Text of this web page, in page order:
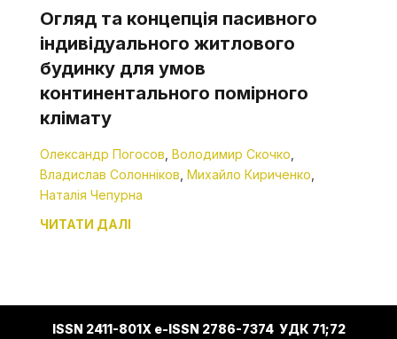
Огляд та концепція пасивного
індивідуального житлового
будинку для умов
континентального помірного
клімату
Олександр Погосов Володимир Скочко
Владислав Солонніков Михайло Кириченко
Наталія Чепурна
ЧИТАТИ ДАЛІ
ISSN 2411-801X e-ISSN 2786-7374 УДК 71;72